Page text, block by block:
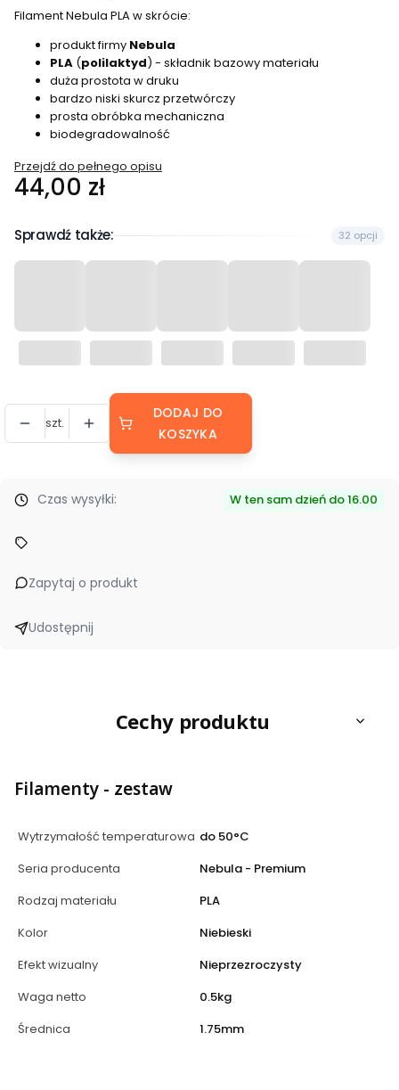
Filament Nebula PLA w skrócie:
produkt firmy Nebula
PLA (polilaktyd) - składnik bazowy materiału
duża prostota w druku
bardzo niski skurcz przetwórczy
prosta obróbka mechaniczna
biodegradowalność
Przejdź do pełnego opisu
Cena
44,00 zł
Sprawdź także: 32 opcji
szt.
DODAJ DO
KOSZYKA
Czas wysyłki: W ten sam dzień do 16.00
Zapytaj o produkt
Udostępnij
Cechy produktu
Filamenty - zestaw
Wytrzymałość temperaturowa do 50°C
Seria producenta
Nebula - Premium
Rodzaj materiału
PLA
Kolor
Niebieski
Efekt wizualny
Nieprzezroczysty
Waga netto
0.5kg
Średnica
1.75mm